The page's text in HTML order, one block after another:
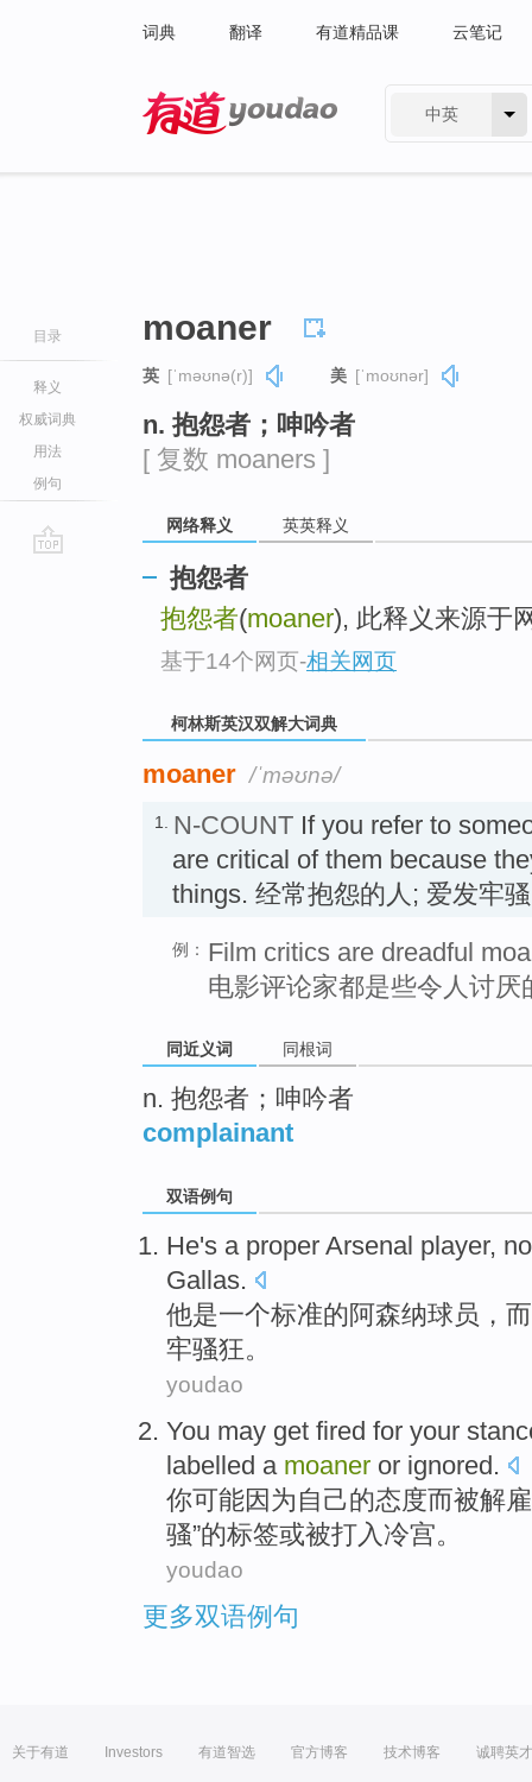
词典 翻译 有道精品课 云笔记
中英
目录
释义
权威词典
用法
例句
moaner
英 [ˈməʊnə(r)] 美 [ˈmoʊnər]
n. 抱怨者；呻吟者
[ 复数 moaners ]
网络释义 英英释义
抱怨者
抱怨者(moaner), 此释义来源于
基于14个网页-相关网页
柯林斯英汉双解大词典
moaner /ˈməʊnə/
1. N-COUNT If you refer to
are critical of them because
things. 经常抱怨的人; 爱发牢
例： Film critics are dreadful
电影评论家都是些令人讨厌
同近义词 同根词
n. 抱怨者；呻吟者
complainant
双语例句
He's aproper Arsenal player,
Gallas.
他是一个标准的阿森纳球员 ，
牢骚狂。
youdao
You may get fired for your
labelled a moaner or ignored.
你可能因为 自己的态度而被解雇
骚”的标签或被打入冷宫。
youdao
更多双语例句
关于有道 Investors 有道智选 官方博客 技术博客 诚聘英才